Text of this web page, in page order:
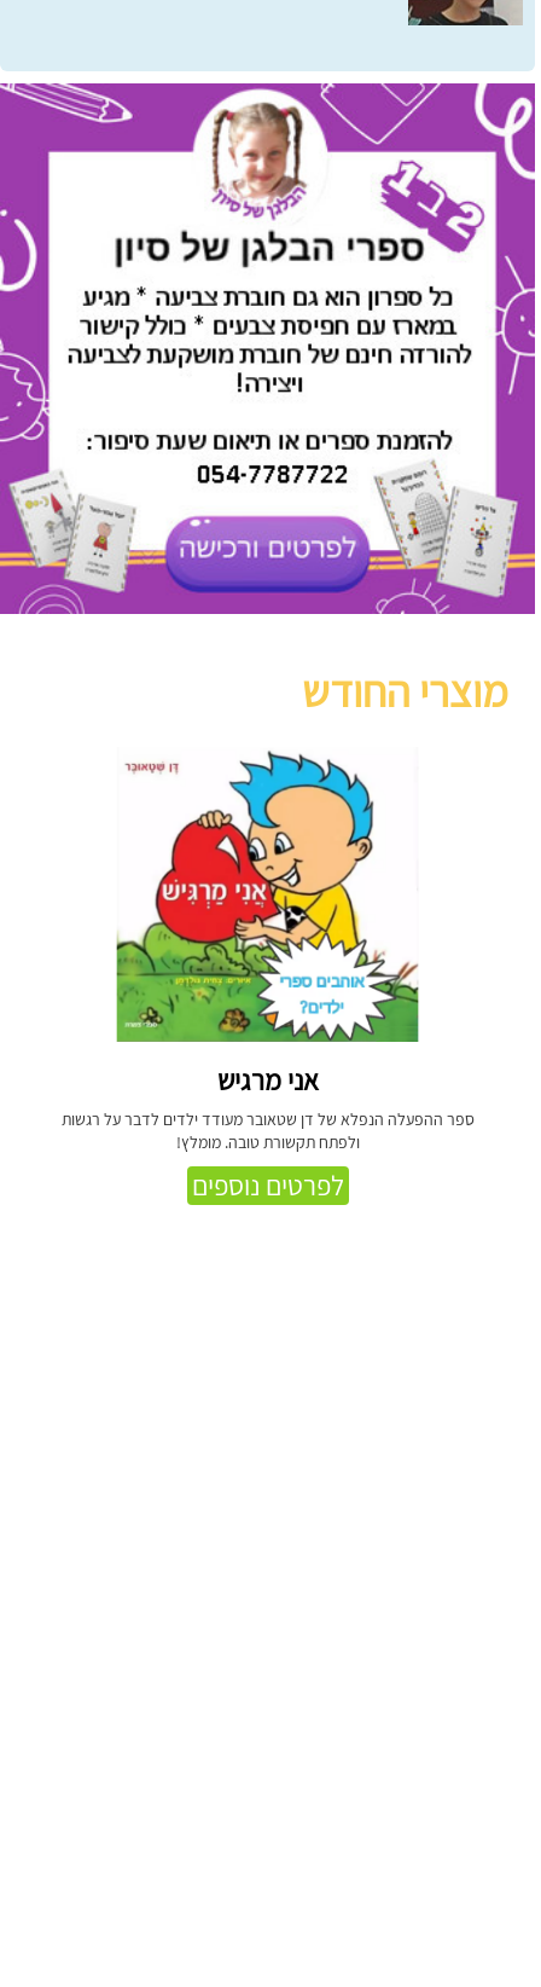
מוצרי החודש
אני מרגיש
ספר ההפעלה הנפלא של דן שטאובר מעודד ילדים לדבר על רגשות
ולפתח תקשורת טובה. מומלץ!
לפרטים נוספים